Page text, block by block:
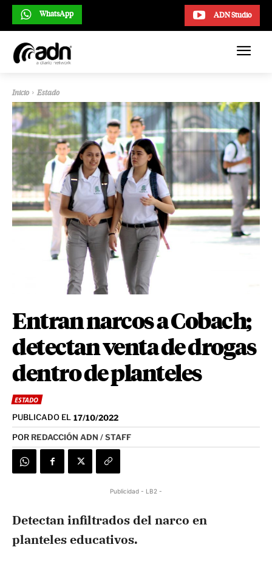
ADN Studio
WhatsApp
Inicio Estado
Entran narcos a Cobach;
detectan venta de drogas
dentro de planteles
ESTADO
PUBLICADO EL 17/10/2022
POR REDACCIÓN ADN / STAFF
Publicidad - LB2 -
Detectan infiltrados del narco en
planteles educativos.